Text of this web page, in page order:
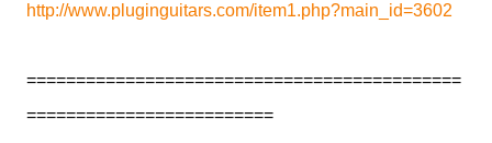
http://www.pluginguitars.com/item1.php?main_id=3602
============================================
=========================